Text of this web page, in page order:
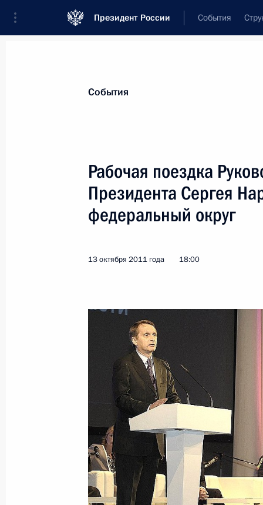
Президент России События
Лента событий
Утверждён перечень поручений,
проблем людей с ограниченными
25 ноября 2011 года, 09:00
Сергей Нарышкин встретился с
Президента Азербайджана
24 ноября 2011 года, 14:30
О ходе исполнения пунктов 2 и 3
События
Рабочая поездка
Президента Сергея
федеральный округ
13 октября 2011 года 18:00